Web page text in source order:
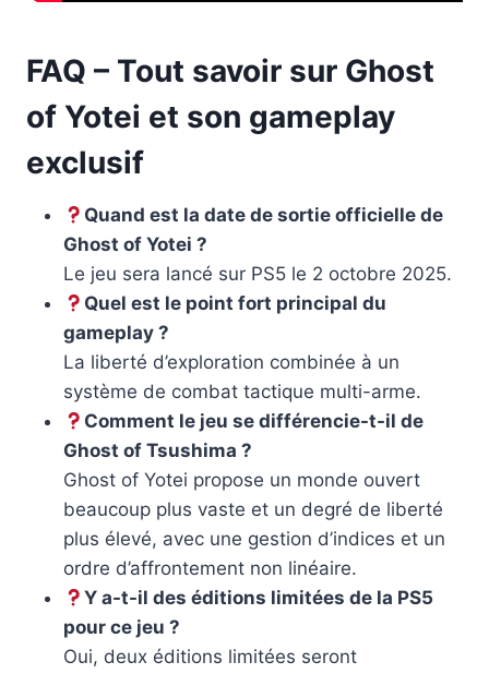
FAQ – Tout savoir sur Ghost
of Yotei et son gameplay
exclusif
Quand est la date de sortie officielle de
Ghost of Yotei ?
Le jeu sera lancé sur PS5 le 2 octobre 2025.
Quel est le point fort principal du
gameplay ?
La liberté d’exploration combinée à un
système de combat tactique multi-arme.
Comment le jeu se différencie-t-il de
Ghost of Tsushima ?
Ghost of Yotei propose un monde ouvert
beaucoup plus vaste et un degré de liberté
plus élevé, avec une gestion d’indices et un
ordre d’affrontement non linéaire.
Y a-t-il des éditions limitées de la PS5
pour ce jeu ?
Oui, deux éditions limitées seront